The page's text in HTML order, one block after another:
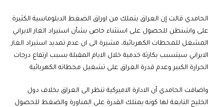
الحامدي قالت إن العراق يتملك من اوراق الضغط الدبلوماسية الكثيرة
على واشنطن للحصول على استثناء خاص بشأن استيراد الغاز الايراني
المشغل للمحطات الكهربائية، مشيرة الى ان عدم تمديد استيراد الغاز
الايراني سيتسبب بكارثة خدمية خلال الايام المقبلة بسبب ارتفاع درجات
الحرارة الكبير وعدم قدرة العراق على تشغيل محطاته الكهربائية
واضافت الحامدي أن الادارة الاميركية تنظر الى العراق بخلاف دول
الخليج التابعة لها كونه يمتلك القدرة على المناورة والضغط للحصول